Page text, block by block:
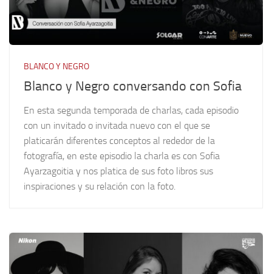
BLANCO Y NEGRO
Blanco y Negro conversando con Sofia
En esta segunda temporada de charlas, cada episodio
con un invitado o invitada nuevo con el que se
platicarán diferentes conceptos al rededor de la
fotografía, en este episodio la charla es con Sofia
Ayarzagoitia y nos platica de sus foto libros sus
inspiraciones y su relación con la foto.